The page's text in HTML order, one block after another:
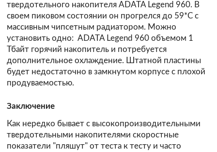
твердотельного накопителя ADATA Legend 960. В
своем пиковом состоянии он прогрелся до 59*С с
массивным чипсетным радиатором. Можно
установить одно: ADATA Legend 960 объемом 1
Тбайт горячий накопитель и потребуется
дополнительное охлаждение. Штатной пластины
будет недостаточно в замкнутом корпусе с плохой
продуваемостью.
Заключение
Как нередко бывает с высокопроизводительными
твердотельными накопителями скоростные
показатели "пляшут" от теста к тесту и часто